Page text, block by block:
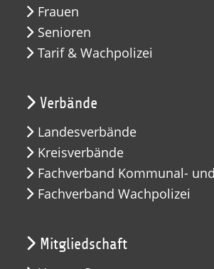
Frauen
Senioren
Tarif & Wachpolizei
Verbände
Landesverbände
Kreisverbände
Fachverband Kommunal-
Fachverband Wachpolizei
Mitgliedschaft